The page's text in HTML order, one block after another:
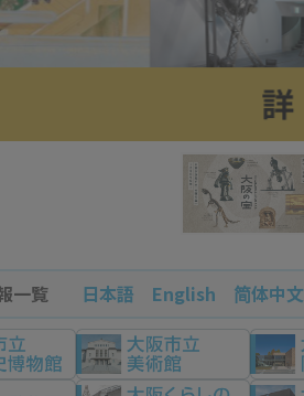
一覧 日本語 English 简体中文